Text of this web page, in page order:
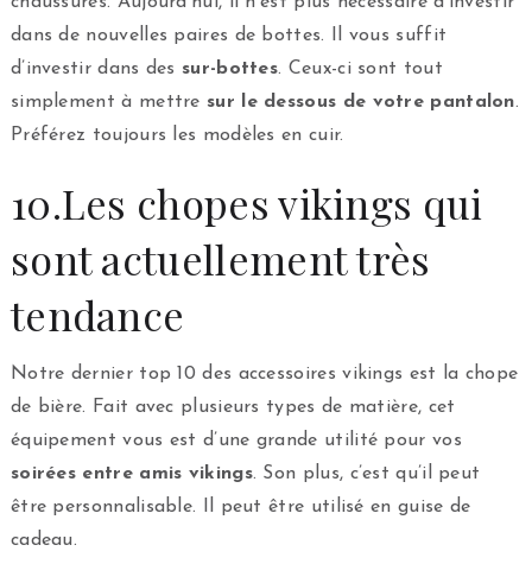
dans de nouvelles paires de bottes. Il vous suffit
d’investir dans des sur-bottes. Ceux-ci sont tout
simplement à mettre sur le dessous de votre pantalon.
Préférez toujours les modèles en cuir.
10.Les chopes vikings qui
sont actuellement très
tendance
Notre dernier top 10 des accessoires vikings est la chope
de bière. Fait avec plusieurs types de matière, cet
équipement vous est d’une grande utilité pour vos
soirées entre amis vikings. Son plus, c’est qu’il peut
être personnalisable. Il peut être utilisé en guise de
cadeau.